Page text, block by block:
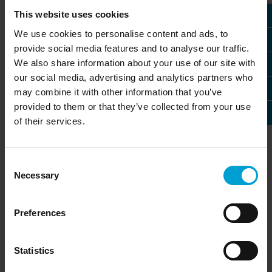
This website uses cookies
We use cookies to personalise content and ads, to
provide social media features and to analyse our traffic.
We also share information about your use of our site with
our social media, advertising and analytics partners who
may combine it with other information that you’ve
provided to them or that they’ve collected from your use
of their services.
Selection
Necessary
Preferences
Statistics
zagrożeniami gazowymi
Dostarczamy wysokiej jakości urządzenia, które
zapewniają kompleksową ochronę przed zagrożeniami
gazowymi. Zaopatrzysz się u nas analizatory gazów,
których zadaniem jest detekcja niepożądanych substancji
palnych czy toksycznych. Czujniki służą także jako
wykrywacze nieszczelności gazui niedoboru tlenu w
różnorodnych środowiskach przemysłowych. Nasze
urządzenia wykrywają m.in. metan, siarkowodór, tlenek
stanowiących zagrożenie dla zdrowia i życia
Wyposażysz się u nas zarówno w
przenośne detektory
Zaawansowane
elektrochemiczne,
alarmowe natychmiast ostrzegają o przekroczeniu